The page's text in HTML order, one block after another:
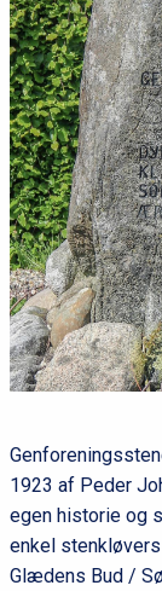
1923 af Peder
egen historie og
enkel
Glædens Bud /